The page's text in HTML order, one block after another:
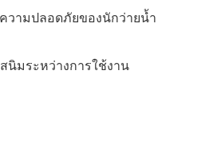
วามปลอดภัยของนักว่ายน้ำ
นิมระหว่างการใช้งาน